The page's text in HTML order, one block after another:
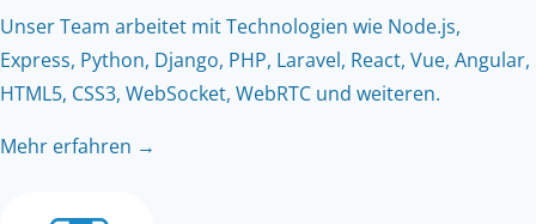
Unser Team arbeitet mit Technologien wie Node.js,
Express, Python, Django, PHP, Laravel, React, Vue, Angular,
HTML5, CSS3, WebSocket, WebRTC und weiteren.
Mehr erfahren →